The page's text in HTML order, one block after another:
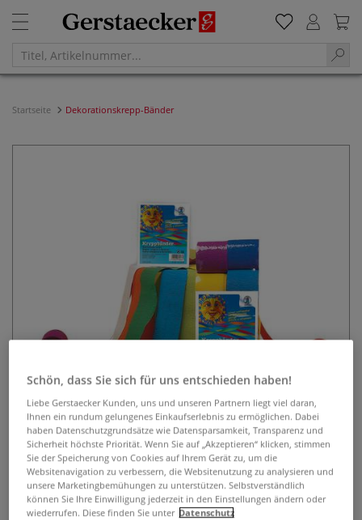
Startseite Dekorationskrepp-Bänder
Dekorationskrepp-Bänder
Schön, dass Sie sich für uns entschieden haben!
Liebe Gerstaecker Kunden, uns und unseren Partnern liegt viel daran,
Ihnen ein rundum gelungenes Einkaufserlebnis zu ermöglichen. Dabei
haben Datenschutzgrundsätze wie Datensparsamkeit, Transparenz und
Sicherheit höchste Priorität. Wenn Sie auf „Akzeptieren“ klicken, stimmen
Sie der Speicherung von Cookies auf Ihrem Gerät zu, um die
Websitenavigation zu verbessern, die Websitenutzung zu analysieren und
unsere Marketingbemühungen zu unterstützen. Selbstverständlich
können Sie Ihre Einwilligung jederzeit in den Einstellungen ändern oder
wiederrufen. Diese finden Sie unter Datenschutz